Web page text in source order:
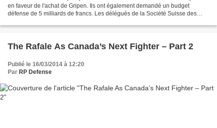
en faveur de l'achat de Gripen. Ils ont également demandé un budget
défense de 5 milliards de francs. Les délégués de la Société Suisse des
The Rafale As Canada’s Next Fighter – Part 2
Publié le 16/03/2014 à 12:20
Par RP Defense